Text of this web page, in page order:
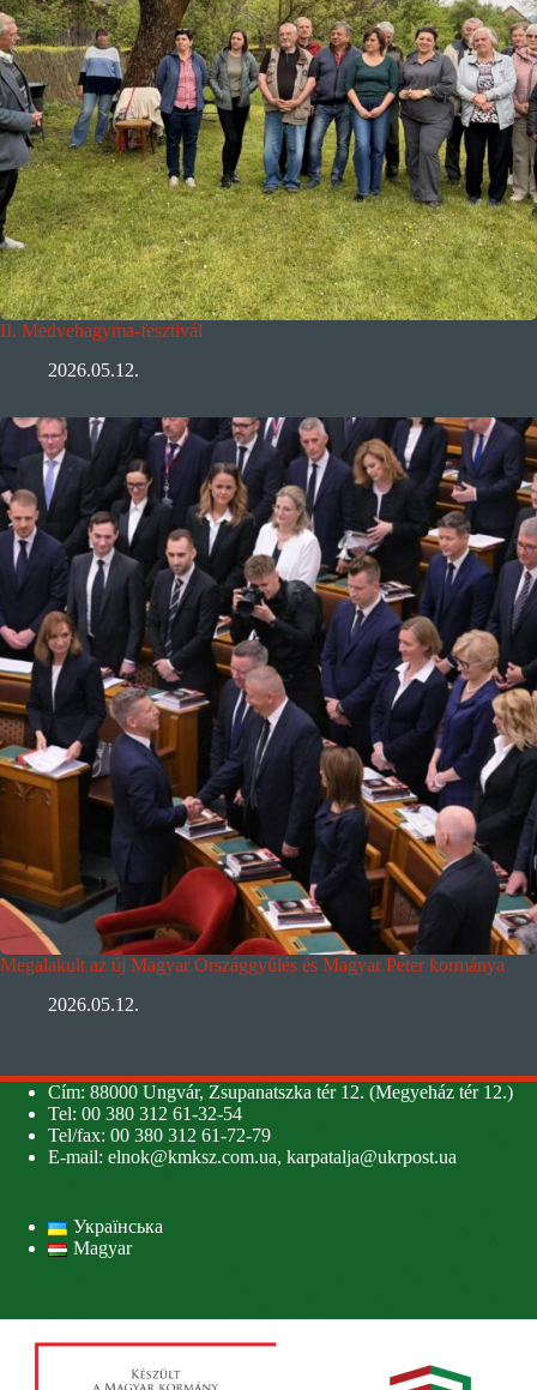
II. Medvehagyma-fesztivál
2026.05.12.
Megalakult az új Magyar Országgyűlés és Magyar Péter kormánya
2026.05.12.
Cím: 88000 Ungvár, Zsupanatszka tér 12. (Megyeház tér 12.)
Tel: 00 380 312 61-32-54
Tel/fax: 00 380 312 61-72-79
E-mail: elnok@kmksz.com.ua, karpatalja@ukrpost.ua
Українська
Magyar